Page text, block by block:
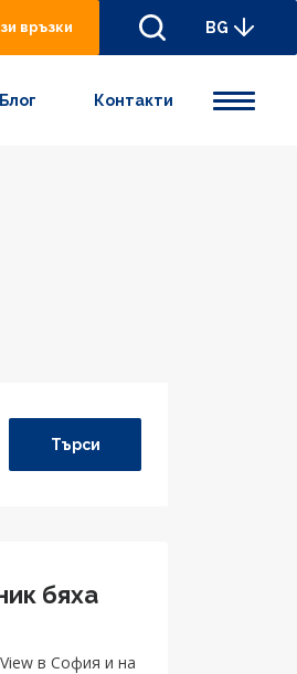
връзки BG
Блог Контакти
Търси
бяха
в София и на